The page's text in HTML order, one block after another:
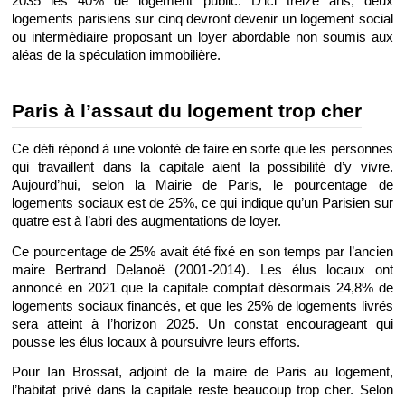
logements parisiens sur cinq devront devenir un logement social
ou intermédiaire proposant un loyer abordable non soumis aux
aléas de la spéculation immobilière.
Paris à l’assaut du logement trop cher
Ce défi répond à une volonté de faire en sorte que les personnes
qui travaillent dans la capitale aient la possibilité d’y vivre.
Aujourd’hui, selon la Mairie de Paris, le pourcentage de
logements sociaux est de 25%, ce qui indique qu’un Parisien sur
quatre est à l’abri des augmentations de loyer.
Ce pourcentage de 25% avait été fixé en son temps par l’ancien
maire Bertrand Delanoë (2001-2014). Les élus locaux ont
annoncé en 2021 que la capitale comptait désormais 24,8% de
logements sociaux financés, et que les 25% de logements livrés
sera atteint à l’horizon 2025. Un constat encourageant qui
pousse les élus locaux à poursuivre leurs efforts.
Pour Ian Brossat, adjoint de la maire de Paris au logement,
l’habitat privé dans la capitale reste beaucoup trop cher. Selon